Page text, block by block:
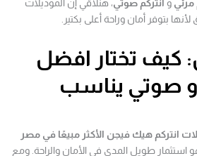
مرئي و انتركم صوتي، هنلاقي إن الموديلات
بتوفر أمان وراحة أعلى بكتير.
كيف تختار افضل
أو صوتي يناسب
انتركم هيك فيجن الأكثر مبيعًا في مصر
طويل المدى في الأمان والراحة. ومع